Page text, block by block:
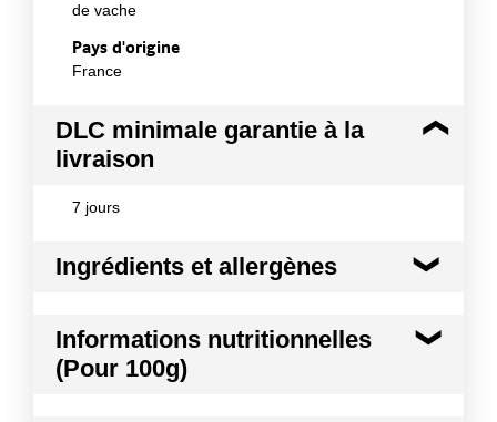
de vache
Pays d'origine
France
DLC minimale garantie à la
livraison
7 jours
Ingrédients et allergènes
lait pasteurisé de vache, sel, présure, ferments,
lysosyme d'oeuf E1105
Informations nutritionnelles
(Pour 100g)